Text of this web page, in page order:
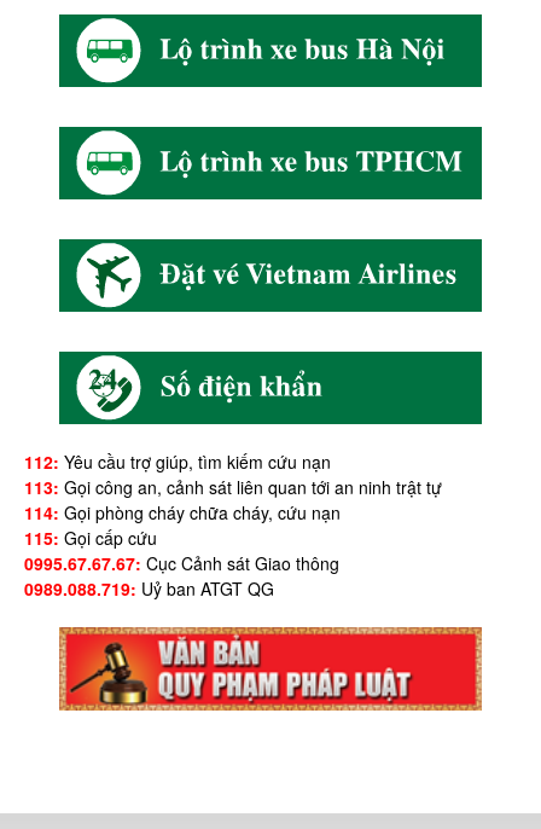
112: Yêu cầu trợ giúp, tìm kiếm cứu nạn
113: Gọi công an, cảnh sát liên quan tới an ninh trật tự
114: Gọi phòng cháy chữa cháy, cứu nạn
115: Gọi cấp cứu
0995.67.67.67: Cục Cảnh sát Giao thông
0989.088.719: Uỷ ban ATGT QG